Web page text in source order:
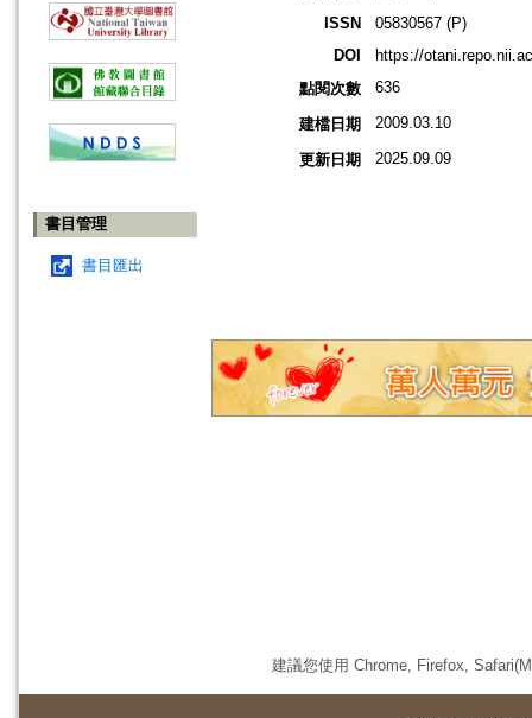
書目管理
書目匯出
ISSN
05830567 (P)
DOI
https://
點閱次數
636
建檔日期 2009.03.10
更新日期 2025.09.09
建議您使用 Chrome, Firefox,